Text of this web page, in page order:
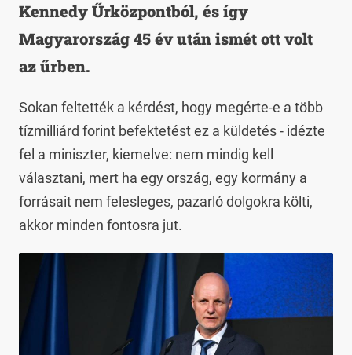
Kennedy Űrközpontból, és így
Magyarország 45 év után ismét ott volt
az űrben.
Sokan feltették a kérdést, hogy megérte-e a több
tízmilliárd forint befektetést ez a küldetés - idézte
fel a miniszter, kiemelve: nem mindig kell
választani, mert ha egy ország, egy kormány a
forrásait nem felesleges, pazarló dolgokra költi,
akkor minden fontosra jut.